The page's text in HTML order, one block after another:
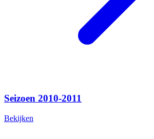
Seizoen 2010-2011
Bekijken